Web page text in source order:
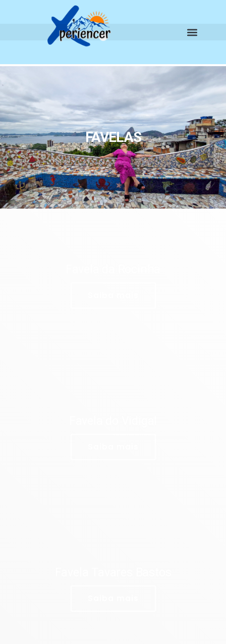
FAVELAS